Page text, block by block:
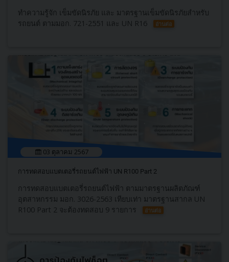
ทำความรู้จัก เข็มขัดนิรภัย และ มาตรฐานเข็มขัดนิรภัยสำหรับ
รถยนต์ ตามมอก. 721-2551 และ UN R16
อ่านต่อ
03 ตุลาคม 2567
การทดสอบแบตเตอรี่รถยนต์ไฟฟ้า UN R100 Part 2
การทดสอบแบตเตอรี่รถยนต์ไฟฟ้า ตามมาตรฐานผลิตภัณฑ์
อุตสาหกรรม มอก. 3026-2563 เทียบเท่า มาตรฐานสากล UN
R100 Part 2 จะต้องทดสอบ 9 รายการ
อ่านต่อ